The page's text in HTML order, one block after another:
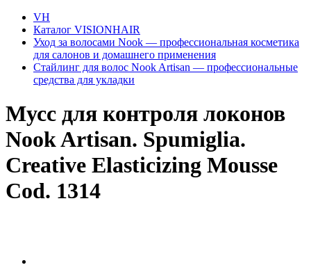
VH
Каталог VISIONHAIR
Уход за волосами Nook — профессиональная косметика
для салонов и домашнего применения
Стайлинг для волос Nook Artisan — профессиональные
средства для укладки
Мусс для контроля локонов
Nook Artisan. Spumiglia.
Creative Elasticizing Mousse
Cod. 1314